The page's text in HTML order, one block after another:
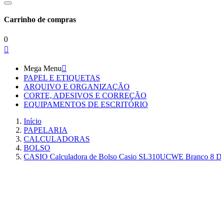
Carrinho de compras
0

Mega Menu
PAPEL E ETIQUETAS
ARQUIVO E ORGANIZAÇÃO
CORTE, ADESIVOS E CORREÇÃO
EQUIPAMENTOS DE ESCRITÓRIO
Início
PAPELARIA
CALCULADORAS
BOLSO
CASIO Calculadora de Bolso Casio SL310UCWE Branco 8